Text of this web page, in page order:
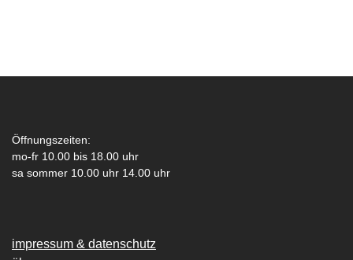
Öffnungszeiten:
mo-fr 10.00 bis 18.00 uhr
sa sommer 10.00 uhr 14.00 uhr
impressum & datenschutz